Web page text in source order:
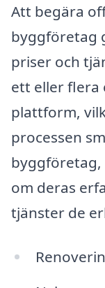
Att begära
byggföretag
priser och
ett eller flera
plattform,
processen
om deras
tjänster de